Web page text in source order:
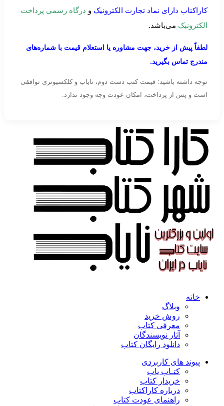
کاراکتاب دارای نماد تجارت الکترونیک و درگاه رسمی پرداخت
الکترونیک می‌باشد.
لطفاً پیش از خرید، جهت مشاوره یا استعلام قیمت با شماره‌های
مندرج تماس بگیرید.
توجه داشته باشید: قیمت کتب دست دوم، نایاب و کلکسیونری توافقی
است و پس از پرداخت، امکان عودت وجه وجود ندارد.
خانه
وبلاگ
روش خرید
معرفی کتاب
آثار نویسندگان
دانلود رایگان کتاب
پیوند های کاربردی
کتـاب یاب
خریدار کتاب
درباره کاراکتاب
راهنمای عودت کتاب